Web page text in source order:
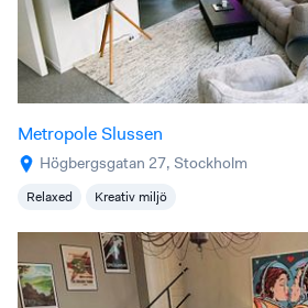
Metropole Slussen
Högbergsgatan 27, Stockholm
Relaxed Kreativ miljö